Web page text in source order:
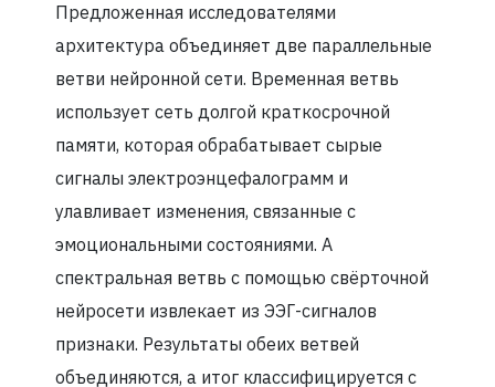
Предложенная исследователями
архитектура объединяет две параллельные
ветви нейронной сети. Временная ветвь
использует сеть долгой краткосрочной
памяти, которая обрабатывает сырые
сигналы электроэнцефалограмм и
улавливает изменения, связанные с
эмоциональными состояниями. А
спектральная ветвь с помощью свёрточной
нейросети извлекает из ЭЭГ-сигналов
признаки. Результаты обеих ветвей
объединяются, а итог классифицируется с